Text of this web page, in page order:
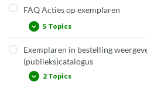
FAQ Acties op exemplaren
5 Topics
Hoe ga ik om met
Hoe verplaats ik exemplaren
Exemplaren in bestelling
(publieks)catalogus
2 Topics